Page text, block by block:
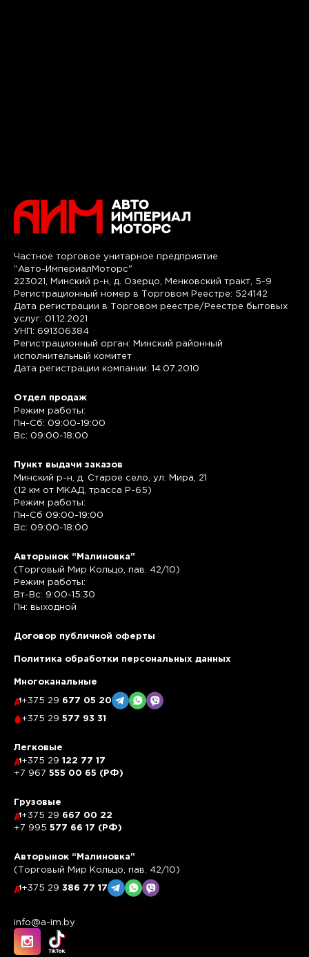
Частное торговое унитарное предприятие
"Авто-ИмпериалМоторс"
223021, Минский р-н, д. Озерцо, Менковский тракт, 5-9
Регистрационный номер в Торговом Реестре: 524142
Дата регистрации в Торговом реестре/Реестре бытовых
услуг: 01.12.2021
УНП: 691306384
Регистрационный орган: Минский районный
исполнительный комитет
Дата регистрации компании: 14.07.2010
Отдел продаж
Режим работы:
Пн-Сб: 09:00-19:00
Вс: 09:00-18:00
Пункт выдачи заказов
Минский р-н, д. Старое село, ул. Мира, 21
(12 км от МКАД, трасса P-65)
Режим работы:
Пн-Сб 09:00-19:00
Вс: 09:00-18:00
Авторынок “Малиновка”
(Торговый Мир Кольцо, пав. 42/10)
Режим работы:
Вт-Вс: 9:00-15:30
Пн: выходной
Договор публичной оферты
Политика обработки персональных данных
Многоканальные
+375 29 677 05 20
+375 29 577 93 31
Легковые
+375 29 122 77 17
+7 967 555 00 65 (РФ)
Грузовые
+375 29 667 00 22
+7 995 577 66 17 (РФ)
Авторынок “Малиновка”
(Торговый Мир Кольцо, пав. 42/10)
+375 29 386 77 17
info@a-im.by